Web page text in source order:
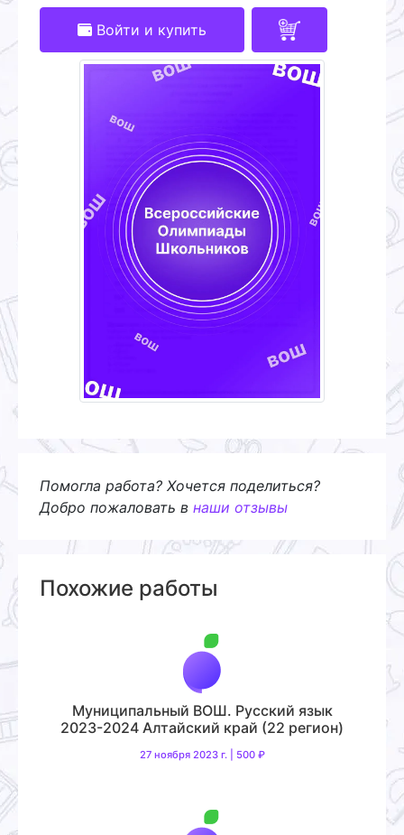
Войти и купить
Помогла работа? Хочется поделиться?
Добро пожаловать в наши отзывы
Похожие работы
Муниципальный ВОШ. Русский язык
2023-2024 Алтайский край (22 регион)
27 ноября 2023 г. | 500 ₽